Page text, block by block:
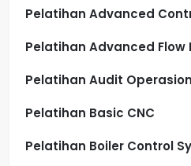
Pelatihan Advanced
Pelatihan Advanced Flow
Pelatihan Audit
Pelatihan Basic CNC
Pelatihan Boiler Control